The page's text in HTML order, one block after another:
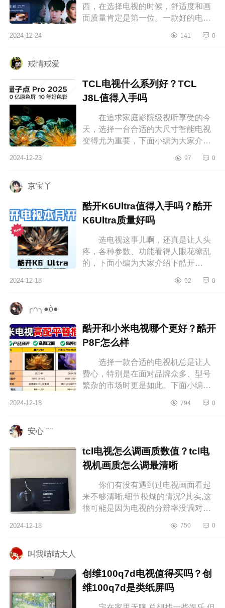
西，在选择电视的时候，舒适度和画
面质量肯定是第一位。一款好的电视
都是杠杠的，酷开电视基本在同段
2024-12-24 141 0
戒情戒爱
TCL电视什么系列好？TCL
J8L值得入手吗
在追求家庭影院级视听享受的今
天，选择一台合适的大尺寸智能电视
变得尤为重要，下面小编为大家介绍
入手吗 TCL电视什么系列好
2024-12-23 97 0
京宝丫
酷开K6Ultra值得入手吗？酷开
K6Ultra质量好吗
选电视这事儿啊，还真是让人头
疼，各种参数、功能看得人眼花缭乱
的，下面小编为大家介绍下酷开
量好吗 酷开K6Ultra值得入手
2024-12-18 92 0
╭∩╮●ò●
酷开和小米电视哪个更好？酷开
P8F怎么样
选择一款合适的电视机总是让人
费心，特别是在面对品牌众多、型号
繁杂的市场时更是如此。下面小编为
2024-12-18 794 0
安心 ﹌
tcl电视怎么调画质数值？tcl电
视机画质怎么调最清晰
你们有没有遇到过电视画面看起
来不够清晰,细节模煳的情况?其实,这
很可能是因为电视的分辨率没调对，
画质数值？tcl电视机画质怎么调最...
2024-12-18 750 0
叫我喵喵大人
创维100q7d电视值得买吗？创
维100q7d是类纸屏吗